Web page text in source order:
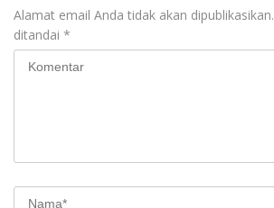
Alamat email Anda tidak akan dipublikasikan.
ditandai *